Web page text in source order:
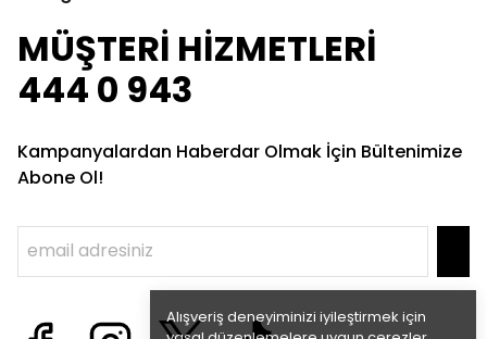
Alışveriş deneyiminizi iyileştirmek için
MÜŞTERİ HİZMETLERİ
444 0 943
Kampanyalardan Haberdar Olmak İçin Bültenimize
Abone Ol!